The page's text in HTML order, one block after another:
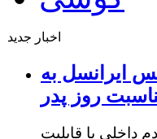
اخبار جدید
ایرانسل به
روز پدر
برای مودم داخلی با قابلیت